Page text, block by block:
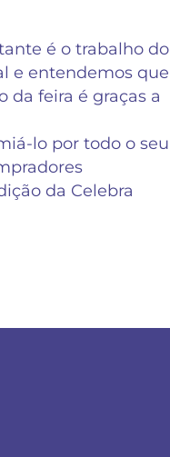
é o trabalho do
e entendemos que
da feira é graças a
lo por todo o seu
da Celebra